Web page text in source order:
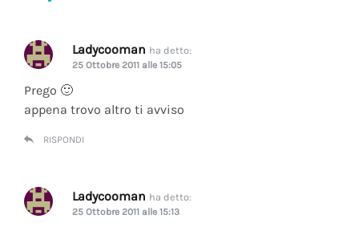
Ladycooman ha detto:
25 Ottobre 2011 alle 15:05
Prego 🙂
appena trovo altro ti avviso
RISPONDI
Ladycooman ha detto:
25 Ottobre 2011 alle 15:13